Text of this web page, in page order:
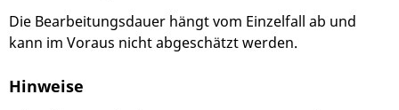
Die Bearbeitungsdauer hängt vom Einzelfall ab und
kann im Voraus nicht abgeschätzt werden.
Hinweise